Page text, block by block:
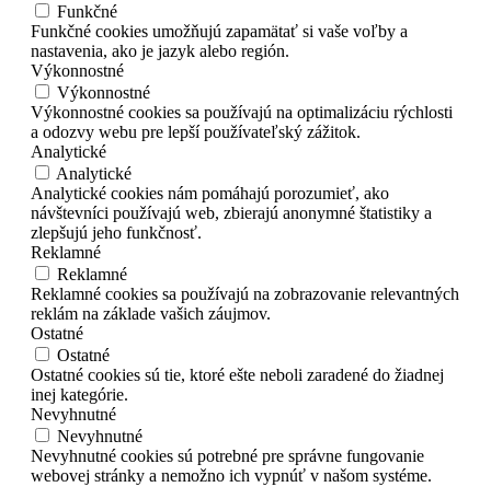
Funkčné
Funkčné cookies umožňujú zapamätať si vaše voľby a
nastavenia, ako je jazyk alebo región.
Výkonnostné
Výkonnostné
Výkonnostné cookies sa používajú na optimalizáciu rýchlosti
a odozvy webu pre lepší používateľský zážitok.
Analytické
Analytické
Analytické cookies nám pomáhajú porozumieť, ako
návštevníci používajú web, zbierajú anonymné štatistiky a
zlepšujú jeho funkčnosť.
Reklamné
Reklamné
Reklamné cookies sa používajú na zobrazovanie relevantných
reklám na základe vašich záujmov.
Ostatné
Ostatné
Ostatné cookies sú tie, ktoré ešte neboli zaradené do žiadnej
inej kategórie.
Nevyhnutné
Nevyhnutné
Nevyhnutné cookies sú potrebné pre správne fungovanie
webovej stránky a nemožno ich vypnúť v našom systéme.